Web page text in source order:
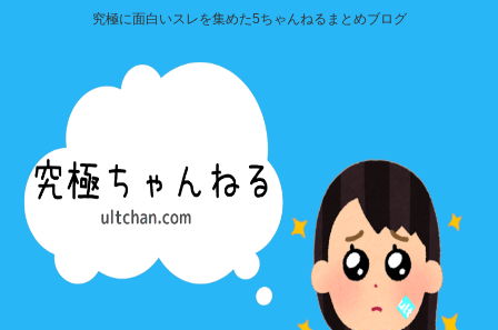
究極に面白いスレを集めた5ちゃんねるまとめブログ